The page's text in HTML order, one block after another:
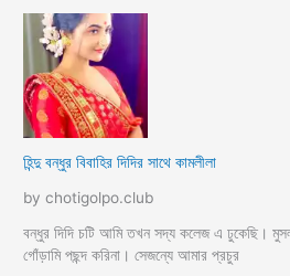
হিন্দু বন্ধুর বিবাহির দিদির সাথে কামলীলা
by chotigolpo.club
বন্ধুর দিদি চটি আমি তখন সদ্য কলেজ এ ঢুকেছি।
গোঁড়ামি পছন্দ করিনা। সেজন্যে আমার প্রচুর